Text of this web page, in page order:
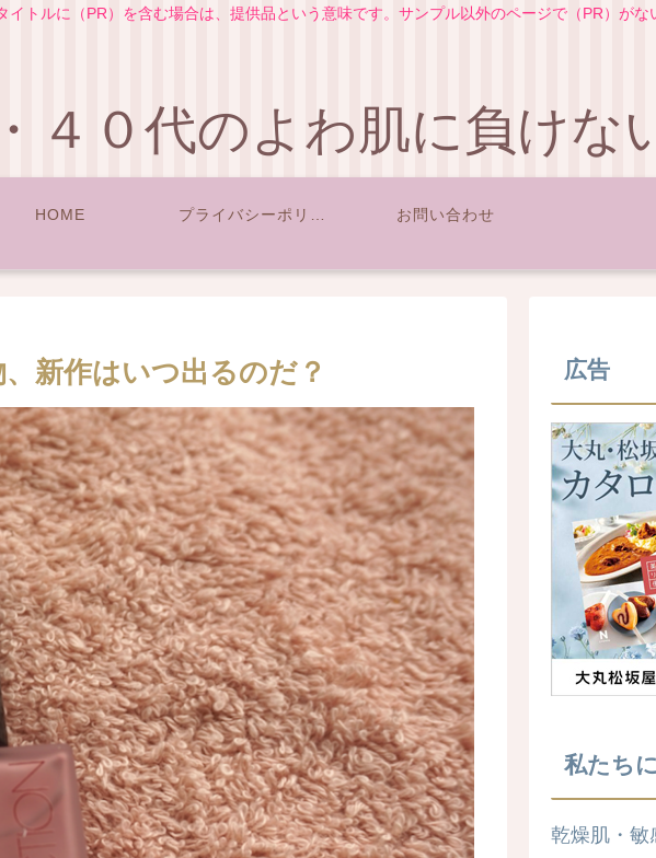
トルに（PR）を含む場合は、提供品という意味です。サンプル以外のページで（PR）がな
４０代のよわ肌に負けな
HOME お問い合わせ
新作はいつ出るのだ？ 広告
私たち
乾燥肌・敏